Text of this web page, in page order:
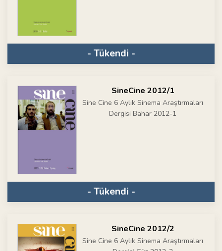
- Tükendi -
SineCine 2012/1
Sine Cine 6 Aylık Sinema Araştırmaları
Dergisi Bahar 2012-1
- Tükendi -
SineCine 2012/2
Sine Cine 6 Aylık Sinema Araştırmaları